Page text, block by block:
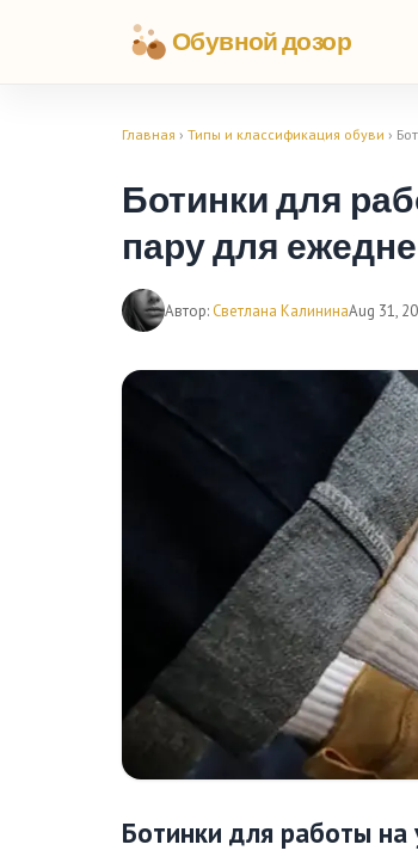
Обувной дозор
Главная › Типы и классификация обуви ›
Ботинки для
пару для
Автор: Светлана КалининаAug 31,
Ботинки для работы